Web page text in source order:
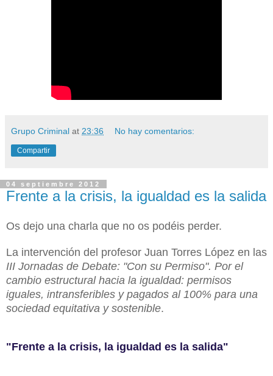
Grupo Criminal at 23:36 No hay comentarios:
Compartir
04 septiembre 2012
Frente a la crisis, la igualdad es la salida
Os dejo una charla que no os podéis perder.
La intervención del profesor Juan Torres López en las
III Jornadas de Debate: "Con su Permiso". Por el
cambio estructural hacia la igualdad: permisos
iguales, intransferibles y pagados al 100% para una
sociedad equitativa y sostenible.
"Frente a la crisis, la igualdad es la salida"